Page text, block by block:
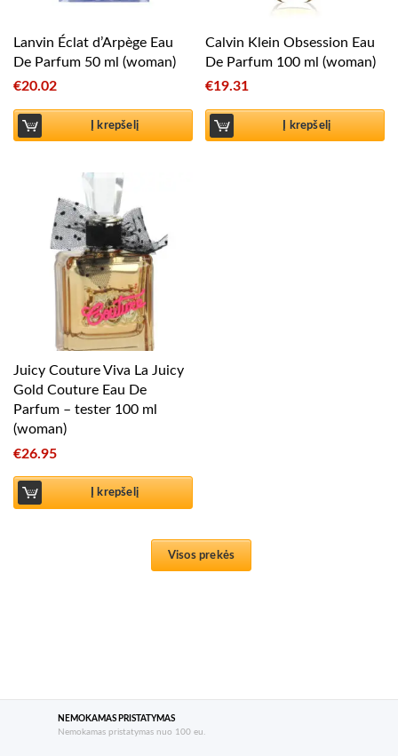
Lanvin Éclat d’Arpège Eau
De Parfum 50 ml (woman)
€20.02
Į krepšelį
Calvin Klein Obsession Eau
De Parfum 100 ml (woman)
€19.31
Į krepšelį
Juicy Couture Viva La Juicy
Gold Couture Eau De
Parfum – tester 100 ml
(woman)
€26.95
Į krepšelį
Visos prekės
NEMOKAMAS PRISTATYMAS
Nemokamas pristatymas nuo 100 eu.